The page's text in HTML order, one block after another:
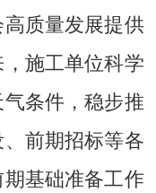
质量发展提供
施工单位科学
条件，稳步推
前期招标等各
基础准备工作